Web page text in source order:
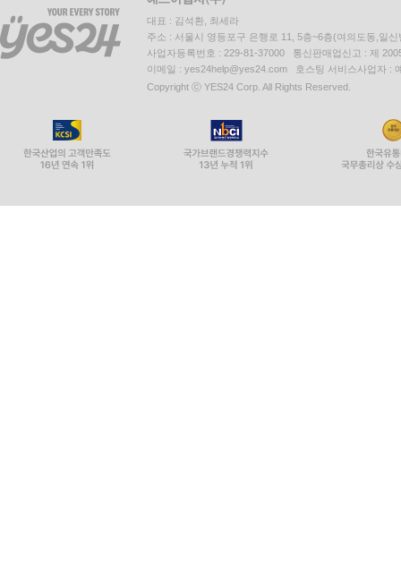
대표 : 김석환, 최세라
주소 : 서울시 영등포구 은행로 11, 5층~6층(여의도동,일신
사업자등록번호 : 229-81-37000 통신판매업신고 : 제
이메일 : yes24help@yes24.com 호스팅 서비스사업자 :
Copyright ⓒ YES24 Corp. All Rights Reserved.